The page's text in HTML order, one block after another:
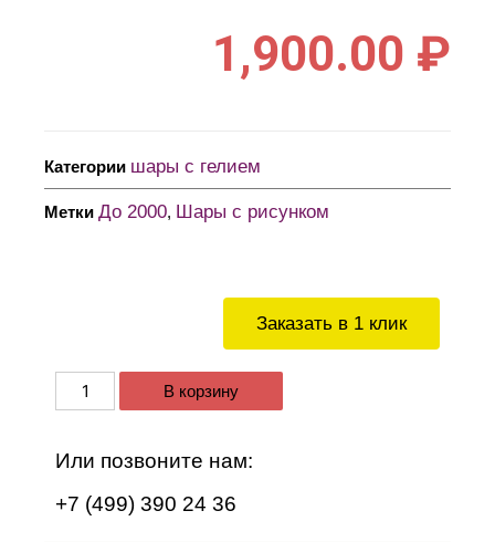
Заказать в 1 клик
В корзину
Или позвоните нам:
+7 (499) 390 24 36
1,900.00 ₽
Категории шары с гелием
Метки До 2000, Шары с рисунком